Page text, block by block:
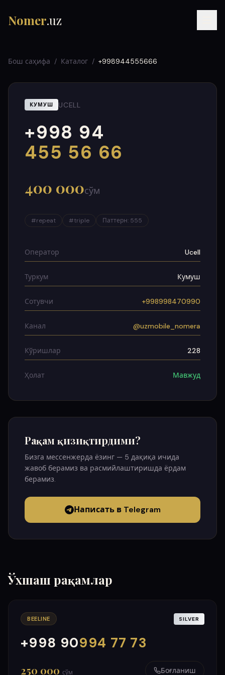
Nomer.uz
UZ УЗ
Бош саҳифа / Каталог / +998944555666
КУМУШ UCELL
+998 94
455 56 66
000
999
400 000сўм
#repeat #triple Паттерн: 555
Оператор Ucell
Туркум Кумуш
Сотувчи +998998470990
Канал @uzmobile_nomera
Кўришлар 228
Ҳолат Мавжуд
Рақам қизиқтирдими?
Бизга мессенжерда ёзинг — 5 дақиқа ичида
жавоб берамиз ва расмийлаштиришда ёрдам
берамиз.
Написать в Telegram
Ўхшаш рақамлар
BEELINE SILVER
+998 90994 77 73
000
999
250 000 сўм Боғланиш